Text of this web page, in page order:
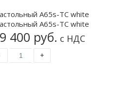
400 руб. с НДС
+